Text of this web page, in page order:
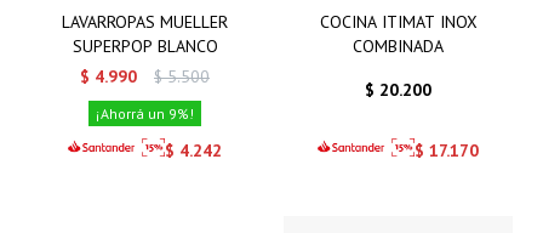
LAVARROPAS MUELLER
SUPERPOP BLANCO
$ 4.990 $ 5.500
9
$ 4.242
COCINA ITIMAT INOX
COMBINADA
$ 20.200
$ 17.170